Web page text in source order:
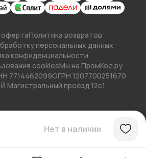
Нет в наличии
офертаПолитика возвратов
персональных данных
конфиденциальности
cookiesМы на ПромКод.ру
7714462099ОГРН 1207700251670
Магистральный проезд 12с1